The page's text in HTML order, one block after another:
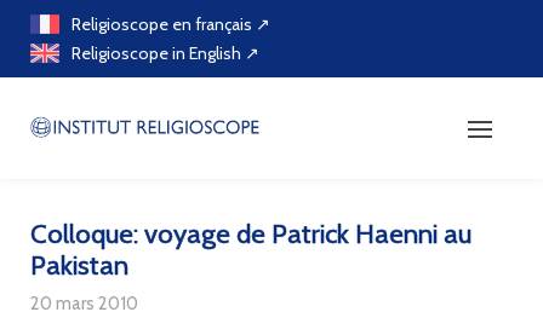
Skip
Religioscope en français ↗
Religioscope in English ↗
Colloque: voyage de Patrick Haenni au
Pakistan
20 mars 2010